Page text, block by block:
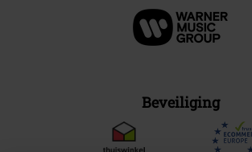
Beveiliging